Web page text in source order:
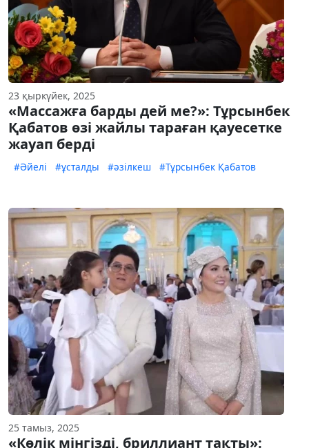
23 қыркүйек, 2025
«Массажға барды дей ме?»: Тұрсынбек
Қабатов өзі жайлы тараған қауесетке
жауап берді
#Әйелі #ұсталды #әзілкеш #Тұрсынбек Қабатов
25 тамыз, 2025
«Көлік мінгізді, бриллиант тақты»: